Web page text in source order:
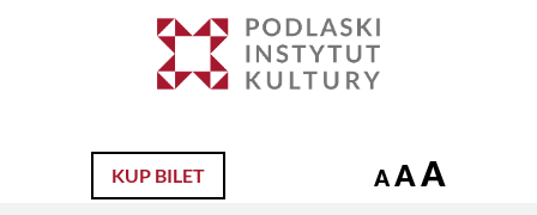
technologie
KUP BILET A A A